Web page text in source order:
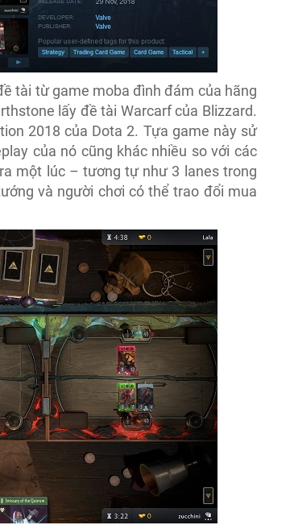
tài từ game moba đình đám của hãng
lấy đề tài Warcarf của Blizzard.
2018 của Dota 2. Tựa game này sử
của nó cũng khác nhiều so với các
một lúc – tương tự như 3 lanes trong
và người chơi có thể trao đổi mua